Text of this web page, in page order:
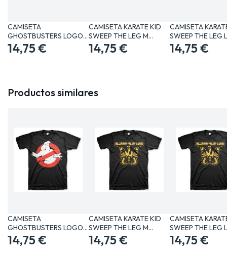
CAMISETA
GHOSTBUSTERS LOGO
CLASICO XL…
14,75 €
CAMISETA KARATE KID
SWEEP THE LEG M…
14,75 €
CAMISETA
SWEEP THE LEG
14,75 €
Productos similares
CAMISETA
GHOSTBUSTERS LOGO
CLASICO XL…
14,75 €
CAMISETA KARATE KID
SWEEP THE LEG M…
14,75 €
CAMISETA
SWEEP THE LEG
14,75 €